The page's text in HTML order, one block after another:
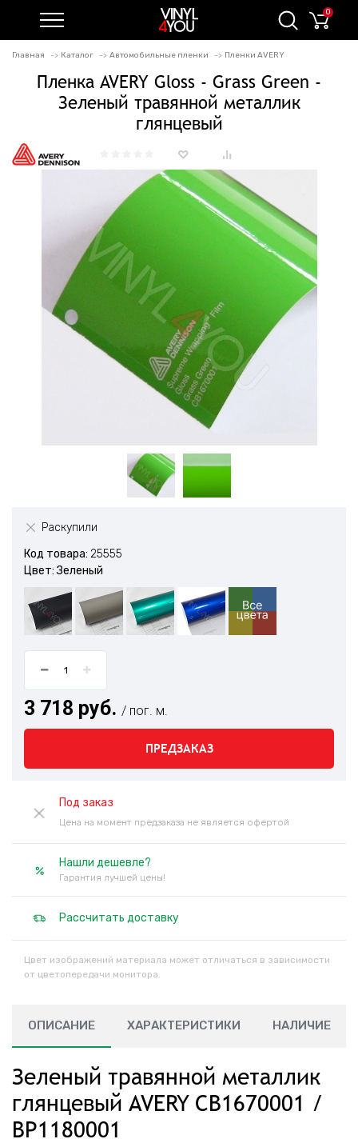
0
Главная Каталог Автомобильные пленки Пленки AVERY
Пленка AVERY Gloss - Grass Green -
Зеленый травянной металлик
глянцевый
Раскупили
Код товара: 25555
Цвет: Зеленый
3 718 руб. / пог. м.
ПРЕДЗАКАЗ
Под заказ
Цена на момент предзаказа не является офертой
Нашли дешевле?
Гарантия лучшей цены!
Рассчитать доставку
Цвет изображений материала может отличаться в зависимости
от цветопередачи монитора.
ОПИСАНИЕ ХАРАКТЕРИСТИКИ НАЛИЧИЕ
Зеленый травянной металлик
глянцевый AVERY CB1670001 /
BP1180001